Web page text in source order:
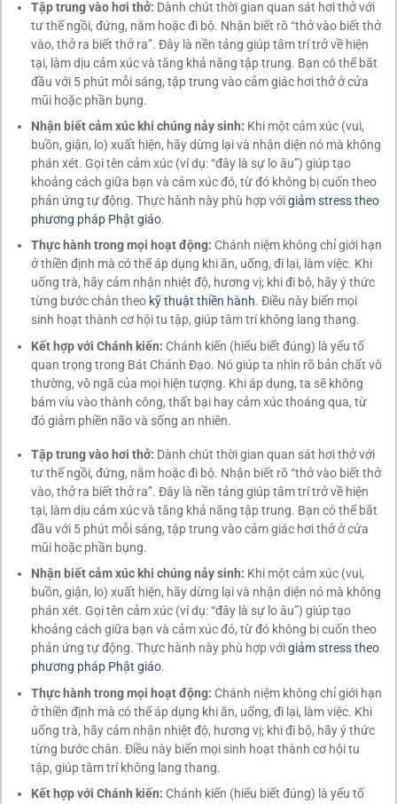
Tập trung vào hơi thở: Dành chút thời gian quan sát hơi thở với
tư thế ngồi, đứng, nằm hoặc đi bộ. Nhận biết rõ “thở vào biết thở
vào, thở ra biết thở ra”. Đây là nền tảng giúp tâm trí trở về hiện
tại, làm dịu cảm xúc và tăng khả năng tập trung. Bạn có thể bắt
đầu với 5 phút mỗi sáng, tập trung vào cảm giác hơi thở ở cửa
mũi hoặc phần bụng.
Nhận biết cảm xúc khi chúng nảy sinh: Khi một cảm xúc (vui,
buồn, giận, lo) xuất hiện, hãy dừng lại và nhận diện nó mà không
phán xét. Gọi tên cảm xúc (ví dụ: “đây là sự lo âu”) giúp tạo
khoảng cách giữa bạn và cảm xúc đó, từ đó không bị cuốn theo
phản ứng tự động. Thực hành này phù hợp vớigiảm stress theo
phương pháp Phật giáo.
Thực hành trong mọi hoạt động: Chánh niệm không chỉ giới hạn
ở thiền định mà có thể áp dụng khi ăn, uống, đi lại, làm việc. Khi
uống trà, hãy cảm nhận nhiệt độ, hương vị; khi đi bộ, hãy ý thức
từng bước chân theo kỹ thuật thiền hành. Điều này biến mọi
sinh hoạt thành cơ hội tu tập, giúp tâm trí không lang thang.
Kết hợp với Chánh kiến: Chánh kiến (hiểu biết đúng) là yếu tố
quan trọng trong Bát Chánh Đạo. Nó giúp ta nhìn rõ bản chất vô
thường, vô ngã của mọi hiện tượng. Khi áp dụng, ta sẽ không
bám víu vào thành công, thất bại hay cảm xúc thoáng qua, từ
đó giảm phiền não và sống an nhiên.
Tập trung vào hơi thở: Dành chút thời gian quan sát hơi thở với
tư thế ngồi, đứng, nằm hoặc đi bộ. Nhận biết rõ “thở vào biết thở
vào, thở ra biết thở ra”. Đây là nền tảng giúp tâm trí trở về hiện
tại, làm dịu cảm xúc và tăng khả năng tập trung. Bạn có thể bắt
đầu với 5 phút mỗi sáng, tập trung vào cảm giác hơi thở ở cửa
mũi hoặc phần bụng.
Nhận biết cảm xúc khi chúng nảy sinh: Khi một cảm xúc (vui,
buồn, giận, lo) xuất hiện, hãy dừng lại và nhận diện nó mà không
phán xét. Gọi tên cảm xúc (ví dụ: “đây là sự lo âu”) giúp tạo
khoảng cách giữa bạn và cảm xúc đó, từ đó không bị cuốn theo
phản ứng tự động. Thực hành này phù hợp vớigiảm stress theo
phương pháp Phật giáo.
Thực hành trong mọi hoạt động: Chánh niệm không chỉ giới hạn
ở thiền định mà có thể áp dụng khi ăn, uống, đi lại, làm việc. Khi
uống trà, hãy cảm nhận nhiệt độ, hương vị; khi đi bộ, hãy ý thức
từng bước chân. Điều này biến mọi sinh hoạt thành cơ hội tu
tập, giúp tâm trí không lang thang.
Kết hợp với Chánh kiến: Chánh kiến (hiểu biết đúng) là yếu tố